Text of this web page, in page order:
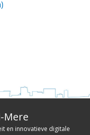
Mere
en innovatieve digitale